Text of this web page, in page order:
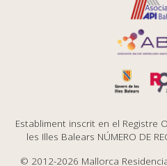
Establiment inscrit en el Registre
les Illes Balears NÚMERO DE
© 2012-2026 Mallorca